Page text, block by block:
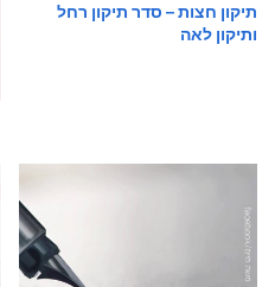
תיקון חצות – סדר תיקון רחל
ותיקון לאה